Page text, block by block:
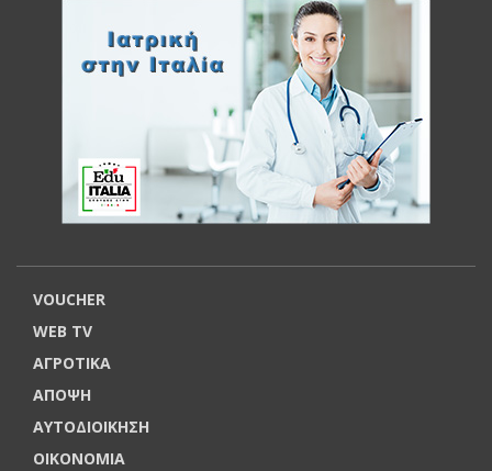
VOUCHER
WEB TV
ΑΓΡΟΤΙΚΑ
ΑΠΟΨΗ
ΑΥΤΟΔΙΟΙΚΗΣΗ
ΟΙΚΟΝΟΜΙΑ